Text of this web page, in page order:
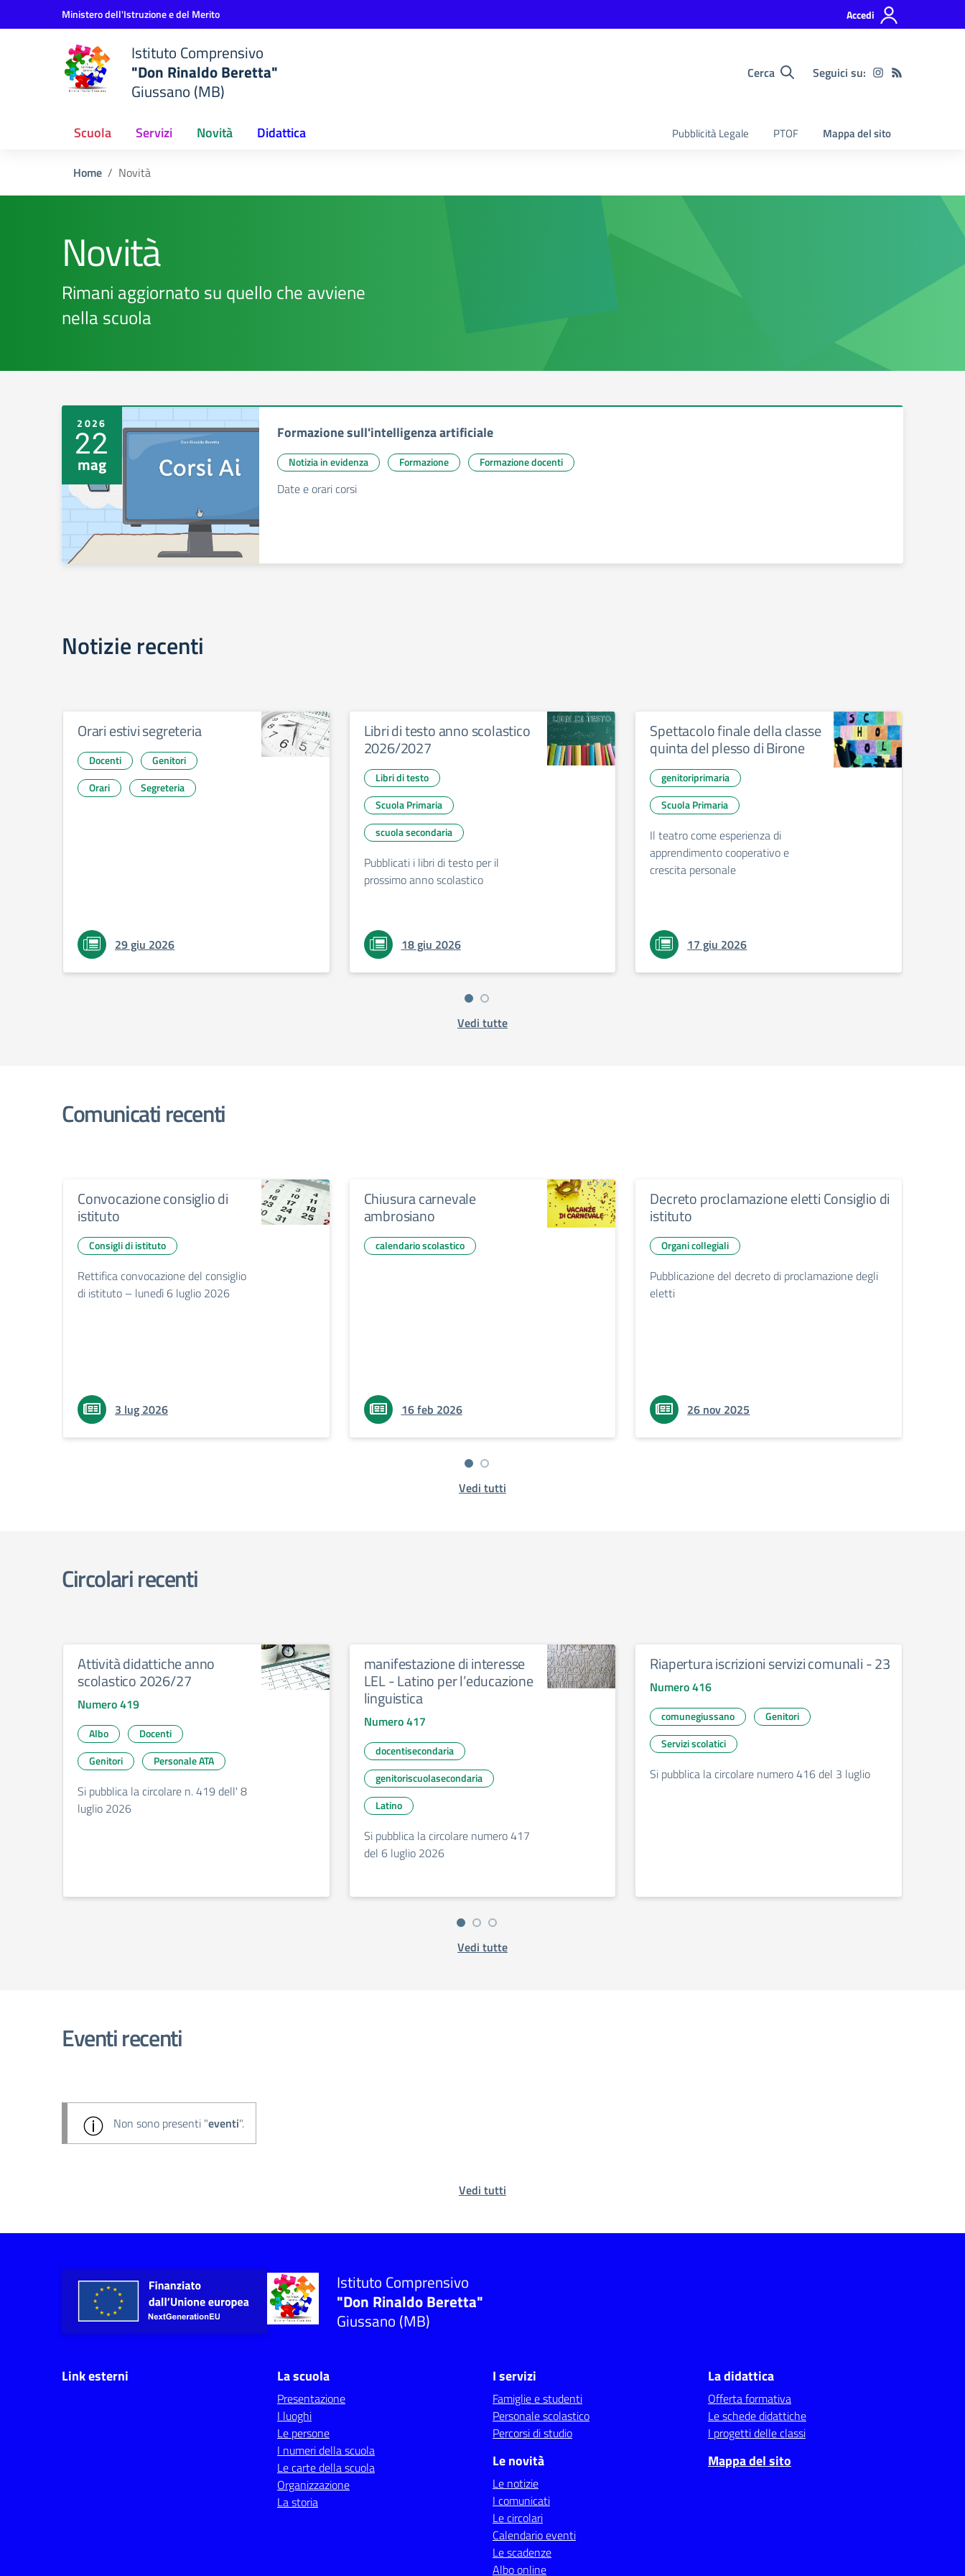
Vai ai contenuti
Vai al menu di navigazioneMinistero dell'Istruzione e del Merito Accedi
Istituto Comprensivo
"Don Rinaldo Beretta"
Giussano (MB)
Cerca Seguici su:
Scuola Servizi Novità Didattica Pubblicità Legale PTOF Mappa del sito
Home Novità
Novità
Rimani aggiornato su quello che avviene
nella scuola
2026
22
mag
Formazione sull'intelligenza artificiale
Notizia in evidenza Formazione Formazione docenti
Date e orari corsi
Notizie recenti
Orari estivi segreteria
Docenti
Genitori
Orari
Segreteria
29 giu 2026
Libri di testo anno scolastico
2026/2027
Libri di testo
Scuola Primaria
scuola secondaria
Pubblicati i libri di testo per il
prossimo anno scolastico
18 giu 2026
Spettacolo finale della classe
quinta del plesso di Birone
genitoriprimaria
Scuola Primaria
Il teatro come esperienza di
apprendimento cooperativo e
crescita personale
17 giu 2026
Vedi tutte
Comunicati recenti
Convocazione consiglio di
istituto
Consigli di istituto
Rettifica convocazione del consiglio
di istituto – lunedì 6 luglio 2026
3 lug 2026
Chiusura carnevale
ambrosiano
calendario scolastico
16 feb 2026
Decreto proclamazione eletti Consiglio di
istituto
Organi collegiali
Pubblicazione del decreto di proclamazione degli
eletti
26 nov 2025
Vedi tutti
Circolari recenti
Attività didattiche anno
scolastico 2026/27
Numero 419
Albo
Docenti
Genitori
Personale ATA
Si pubblica la circolare n. 419 dell' 8
luglio 2026
manifestazione di interesse
LEL - Latino per l’educazione
linguistica
Numero 417
docentisecondaria
genitoriscuolasecondaria
Latino
Si pubblica la circolare numero 417
del 6 luglio 2026
Riapertura iscrizioni servizi comunali - 23
Numero 416
comunegiussano
Genitori
Servizi scolatici
Si pubblica la circolare numero 416 del 3 luglio
Vedi tutte
Eventi recenti
Non sono presenti "eventi".
Vedi tutti
Istituto Comprensivo
"Don Rinaldo Beretta"
Giussano (MB)
Link esterni La scuola
Presentazione
I luoghi
Le persone
I numeri della scuola
Le carte della scuola
Organizzazione
La storia
I servizi
Famiglie e studenti
Personale scolastico
Percorsi di studio
Le novità
Le notizie
I comunicati
Le circolari
Calendario eventi
Le scadenze
Albo online
La didattica
Offerta formativa
Le schede didattiche
I progetti delle classi
Mappa del sito